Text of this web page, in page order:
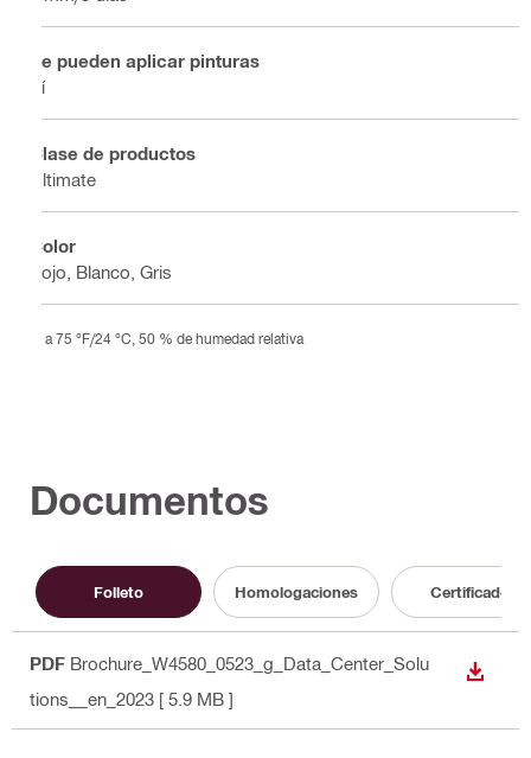
Se pueden aplicar pinturas
Sí
Clase de productos
Ultimate
Color
Rojo, Blanco, Gris
a 75 °F/24 °C, 50 % de humedad relativa
Documentos
Folleto Homologaciones Certificados
PDF Brochure_W4580_0523_g_Data_Center_Solu
tions__en_2023 [ 5.9 MB ]